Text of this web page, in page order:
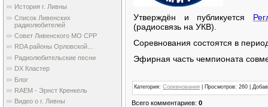
История г. Ливны
Список Ливенских
радиолюбителей
Совет Ливенского МО СРР
RDA районы Орловской...
Радиолюбительские песни
DX Кластер
Блог
RAEM - Эрнст Кренкель
Видео о г. Ливны
Утверждён и публикуется
(радиосвязь на УКВ).
Соревнования состоятся в
Эфирная часть чемпионата
Категория: Соревнования Просмотров: 260 |
Всего комментариев: 0